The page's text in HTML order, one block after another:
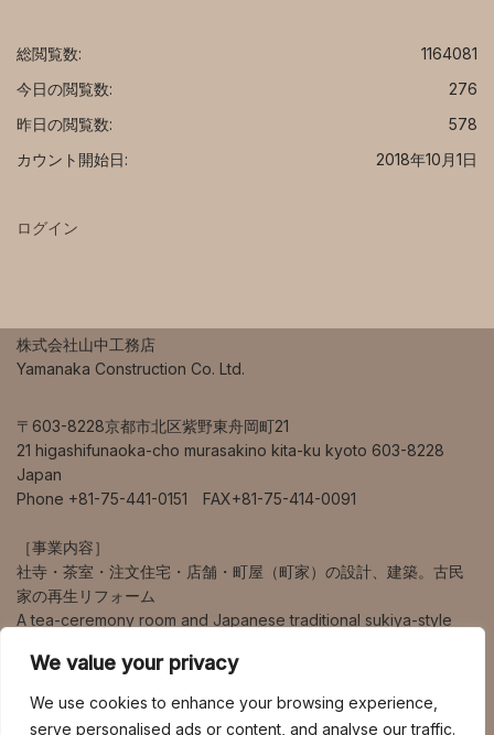
We value your privacy
We use cookies to enhance your browsing experience,
serve personalised ads or content, and analyse our traffic.
1164081
総閲覧数:
276
今日の閲覧数:
578
昨日の閲覧数:
2018年10月1日
カウント開始日:
ログイン
株式会社山中工務店
Yamanaka Construction Co. Ltd.
〒603-8228京都市北区紫野東舟岡町21
21 higashifunaoka-cho murasakino kita-ku kyoto 603-8228
Japan
Phone +81-75-441-0151 FAX+81-75-414-0091
［事業内容］
社寺・茶室・注文住宅・店舗・町屋（町家）の設計、建築。古民
家の再生リフォーム
A tea-ceremony room and Japanese traditional sukiya-style
営業エリアは、京都、大阪、兵庫、奈良、滋賀を中心に、海外、
東京、九州など幅広く対応しています。